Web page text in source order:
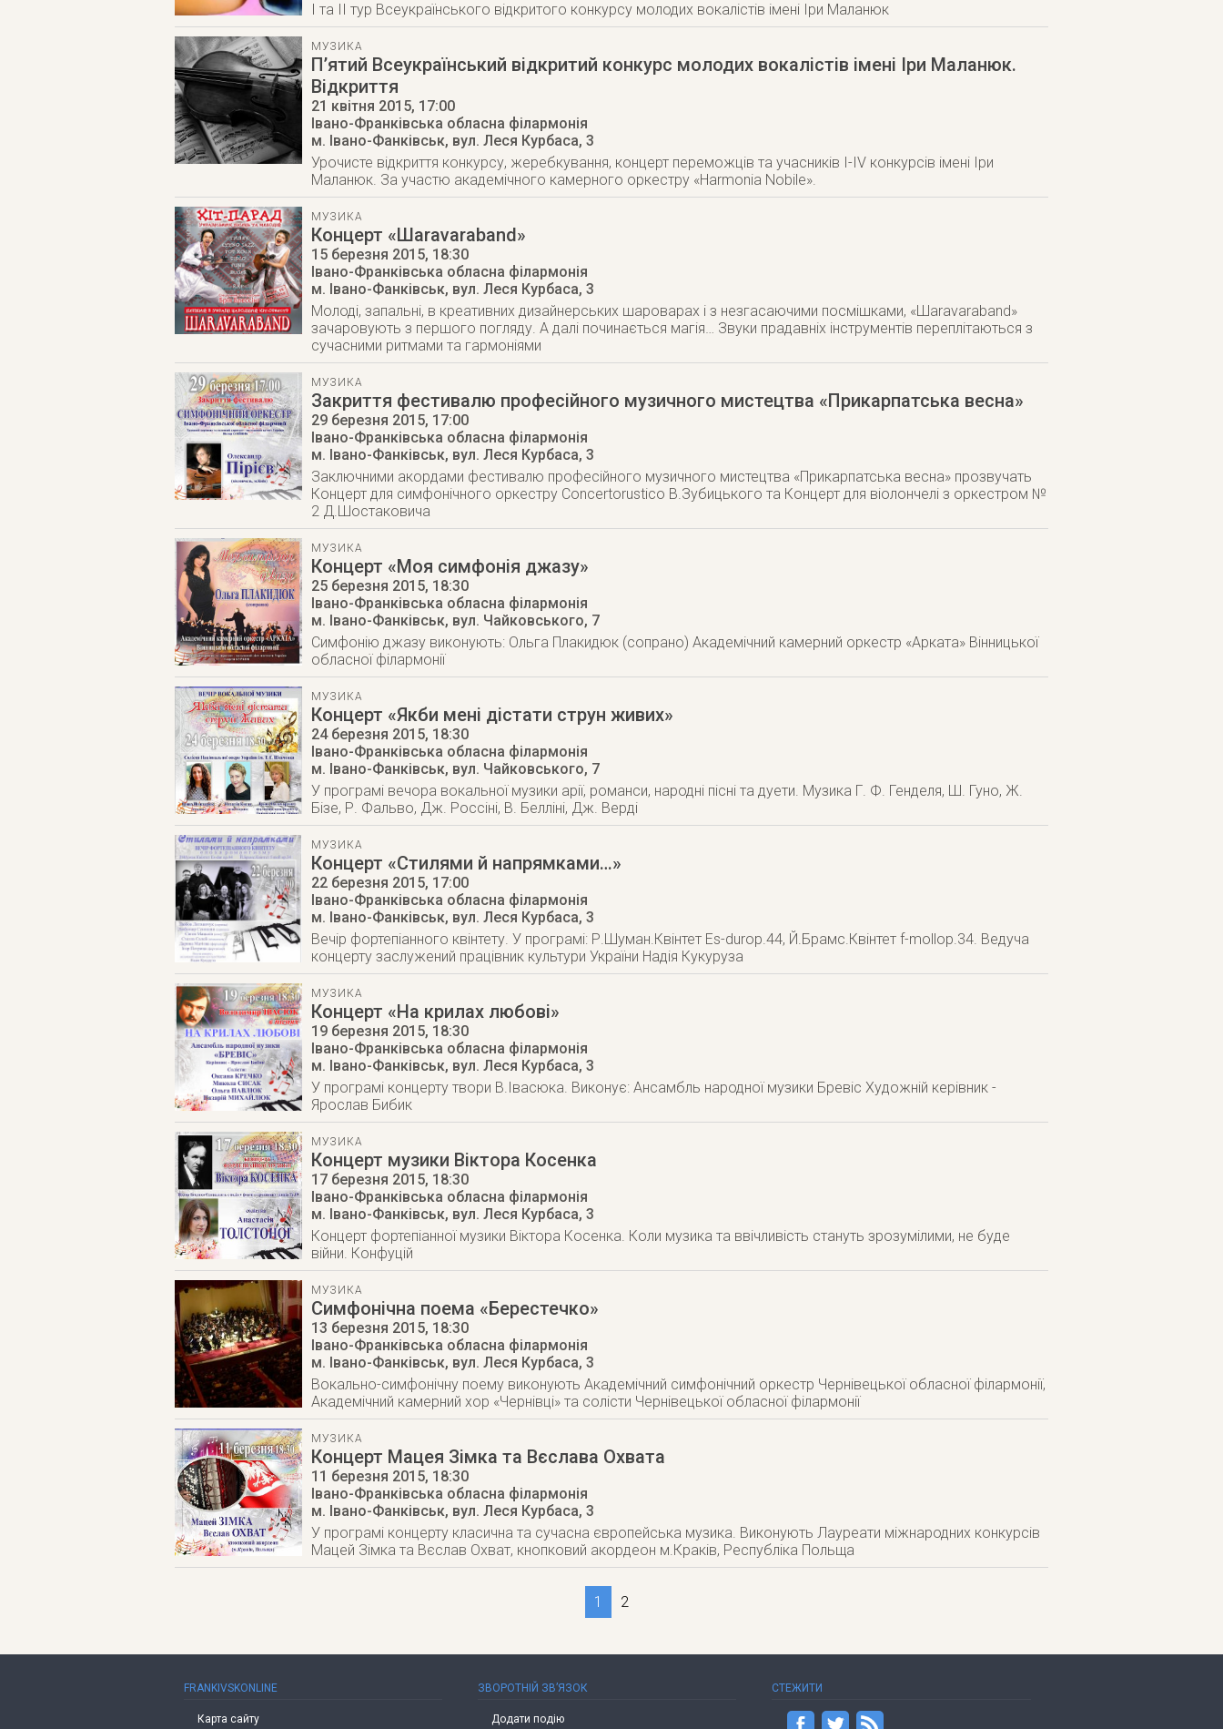
I та II тур Всеукраїнського відкритого конкурсу молодих вокалістів імені Іри Маланюк
МУЗИКА
П’ятий Всеукраїнський відкритий конкурс молодих вокалістів імені Іри Маланюк.
Відкриття
21 квітня 2015, 17:00
Івано-Франківська обласна філармонія
м. Івано-Фанківськ, вул. Леся Курбаса, 3
Урочисте відкриття конкурсу, жеребкування, концерт переможців та учасників I-IV конкурсів імені Іри
Маланюк. За участю академічного камерного оркестру «Harmonia Nobile».
МУЗИКА
Концерт «Шаravaraband»
15 березня 2015, 18:30
Івано-Франківська обласна філармонія
м. Івано-Фанківськ, вул. Леся Курбаса, 3
Молоді, запальні, в креативних дизайнерських шароварах і з незгасаючими посмішками, «Шаravaraband»
зачаровують з першого погляду. А далі починається магія… Звуки прадавніх інструментів переплітаються з
сучасними ритмами та гармоніями
МУЗИКА
Закриття фестивалю професійного музичного мистецтва «Прикарпатська весна»
29 березня 2015, 17:00
Івано-Франківська обласна філармонія
м. Івано-Фанківськ, вул. Леся Курбаса, 3
Заключними акордами фестивалю професійного музичного мистецтва «Прикарпатська весна» прозвучать
Концерт для симфонічного оркестру Concertorustico В.Зубицького та Концерт для віолончелі з оркестром №
2 Д.Шостаковича
МУЗИКА
Концерт «Моя симфонія джазу»
25 березня 2015, 18:30
Івано-Франківська обласна філармонія
м. Івано-Фанківськ, вул. Чайковського, 7
Симфонію джазу виконують: Ольга Плакидюк (сопрано) Академічний камерний оркестр «Арката» Вінницької
обласної філармонії
МУЗИКА
Концерт «Якби мені дістати струн живих»
24 березня 2015, 18:30
Івано-Франківська обласна філармонія
м. Івано-Фанківськ, вул. Чайковського, 7
У програмі вечора вокальної музики арії, романси, народні пісні та дуети. Музика Г. Ф. Генделя, Ш. Гуно, Ж.
Бізе, Р. Фальво, Дж. Россіні, В. Белліні, Дж. Верді
МУЗИКА
Концерт «Стилями й напрямками…»
22 березня 2015, 17:00
Івано-Франківська обласна філармонія
м. Івано-Фанківськ, вул. Леся Курбаса, 3
Вечір фортепіанного квінтету. У програмі: Р.Шуман.Квінтет Es-durop.44, Й.Брамс.Квінтет f-mollop.34. Ведуча
концерту заслужений працівник культури України Надія Кукуруза
МУЗИКА
Концерт «На крилах любові»
19 березня 2015, 18:30
Івано-Франківська обласна філармонія
м. Івано-Фанківськ, вул. Леся Курбаса, 3
У програмі концерту твори В.Івасюка. Виконує: Ансамбль народної музики Бревіс Художній керівник -
Ярослав Бибик
МУЗИКА
Концерт музики Віктора Косенка
17 березня 2015, 18:30
Івано-Франківська обласна філармонія
м. Івано-Фанківськ, вул. Леся Курбаса, 3
Концерт фортепіанної музики Віктора Косенка. Коли музика та ввічливість стануть зрозумілими, не буде
війни. Конфуцій
МУЗИКА
Симфонічна поема «Берестечко»
13 березня 2015, 18:30
Івано-Франківська обласна філармонія
м. Івано-Фанківськ, вул. Леся Курбаса, 3
Вокально-симфонічну поему виконують Академічний симфонічний оркестр Чернівецької обласної філармонії,
Академічний камерний хор «Чернівці» та солісти Чернівецької обласної філармонії
МУЗИКА
Концерт Мацея Зімка та Вєслава Охвата
11 березня 2015, 18:30
Івано-Франківська обласна філармонія
м. Івано-Фанківськ, вул. Леся Курбаса, 3
У програмі концерту класична та сучасна європейська музика. Виконують Лауреати міжнародних конкурсів
Мацей Зімка та Вєслав Охват, кнопковий акордеон м.Краків, Республіка Польща
1 2
FRANKIVSKONLINE
Карта сайту
ЗВОРОТНІЙ ЗВ’ЯЗОК
Додати подію
СТЕЖИТИ